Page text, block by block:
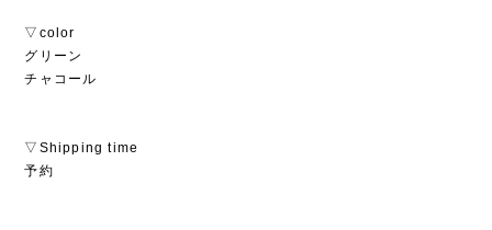
▽color
グリーン
チャコール
▽Shipping time
予約